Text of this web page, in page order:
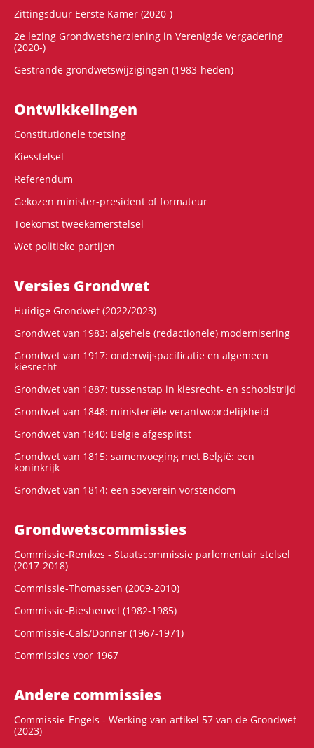
Zittingsduur Eerste Kamer (2020-)
2e lezing Grondwetsherziening in Verenigde Vergadering
(2020-)
Gestrande grondwetswijzigingen (1983-heden)
Ontwikke­lingen
Constitutionele toetsing
Kiesstelsel
Referendum
Gekozen minister-president of formateur
Toekomst tweekamerstelsel
Wet politieke partijen
Versies Grondwet
Huidige Grondwet (2022/2023)
Grondwet van 1983: algehele (redactionele) modernisering
Grondwet van 1917: onderwijspacificatie en algemeen
kiesrecht
Grondwet van 1887: tussenstap in kiesrecht- en schoolstrijd
Grondwet van 1848: ministeriële verantwoordelijkheid
Grondwet van 1840: België afgesplitst
Grondwet van 1815: samenvoeging met België: een
koninkrijk
Grondwet van 1814: een soeverein vorstendom
Grondwets­commissies
Commissie-Remkes - Staatscommissie parlementair stelsel
(2017-2018)
Commissie-Thomassen (2009-2010)
Commissie-Biesheuvel (1982-1985)
Commissie-Cals/Donner (1967-1971)
Commissies voor 1967
Andere commissies
Commissie-Engels - Werking van artikel 57 van de Grondwet
(2023)